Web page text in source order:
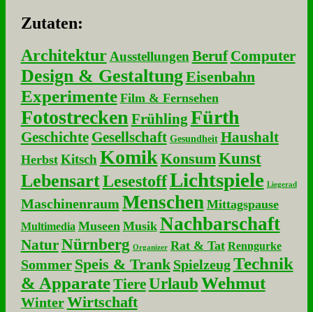
Zu­ta­ten:
Architektur Ausstellungen Beruf Computer
Design & GestaltungEisenbahn
Experimente Film & Fernsehen
Fotostrecken Frühling Fürth
Geschichte Gesellschaft Gesundheit Haushalt
Herbst Kitsch KomikKonsumKunst
LebensartLesestoffLichtspiele Liegerad
Maschinenraum Menschen Mittagspause
Multimedia Museen Musik Nachbarschaft
NaturNürnberg Organizer Rat & Tat Renngurke
Sommer Speis & Trank Spielzeug Technik
& Apparate Tiere UrlaubWehmut
Winter Wirtschaft